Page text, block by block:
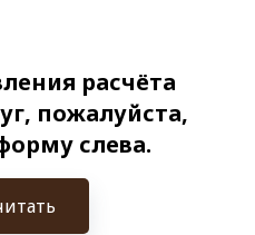
расчёта
пожалуйста,
слева.